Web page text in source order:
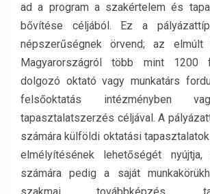
ad a program a szakértelem és
bővítése céljából. Ez a
népszerűségnek örvend; az elmúlt
Magyarországról több mint 1200
dolgozó oktató vagy munkatárs
felsőoktatás intézményben
tapasztalatszerzés céljával. A
számára külföldi oktatási
elmélyítésének lehetőségét nyújtja,
számára pedig a saját